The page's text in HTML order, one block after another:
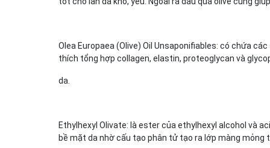
Olea Europaea (Olive) Oil Unsaponifiables: có chứa
thích tổng hợp collagen, elastin, proteoglycan và
da.
Ethylhexyl Olivate: là ester của ethylhexyl alcohol và
bề mặt da nhờ cấu tạo phân tử tạo ra lớp màng mỏng